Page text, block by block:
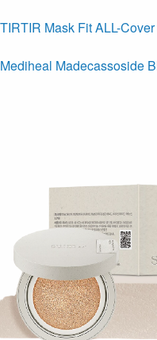
TIRTIR Mask Fit ALL-
Mediheal Madecassoside